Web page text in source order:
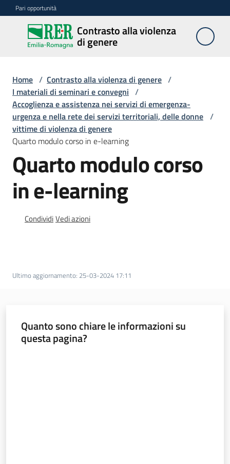
Vai al contenuto
Vai alla navigazione
Vai al footer
Pari opportunità
Contrasto alla violenza
di genere
Contrasto
alla
di genere
Centri
Azioni
Divulgazione
opportunità
Home / Contrasto alla violenza di genere /
I materiali di seminari e convegni /
Accoglienza e assistenza nei servizi di emergenza-
urgenza e nella rete dei servizi territoriali, delle donne
vittime di violenza di genere
/
Quarto modulo corso in e-learning
Quarto modulo corso
in e-learning
CondividiVedi azioni
Ultimo aggiornamento: 25-03-2024 17:11
Quanto sono chiare le informazioni su
questa pagina?